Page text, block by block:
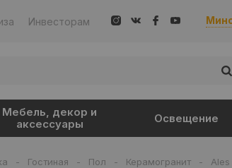
Инвесторам
Мебель, декор и
аксессуары
Освещение
- Гостиная - Пол - Керамогранит - Ales